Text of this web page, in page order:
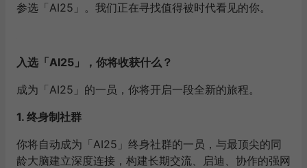
参选「AI25」。我们正在寻找值得被时代看见的你。
入选「AI25」，你将收获什么？
成为「AI25」的一员，你将开启一段全新的旅程。
1. 终身制社群
你将自动成为「AI25」终身社群的一员，与最顶尖的同
龄大脑建立深度连接，构建长期交流、启迪、协作的强网